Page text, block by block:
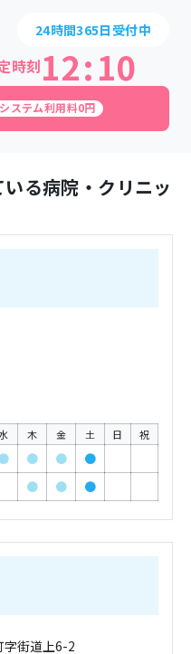
24時間365日受付中
時刻12:10
システム利用料0円
る病院・クリニッ
木 金 土 日 祝
● ●
●
● ● ●
字街道上6-2